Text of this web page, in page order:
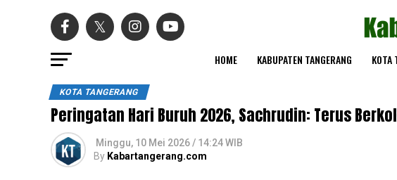
HOME KABUPATEN TANGERANG KOTA
KOTA TANGERANG
Peringatan Hari Buruh 2026, Sachrudin: Terus
Minggu, 10 Mei 2026 / 14:24 WIB
By Kabartangerang.com